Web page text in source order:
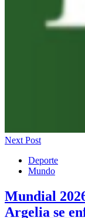
Next Post
Deporte
Mundo
Mundial
Argelia se